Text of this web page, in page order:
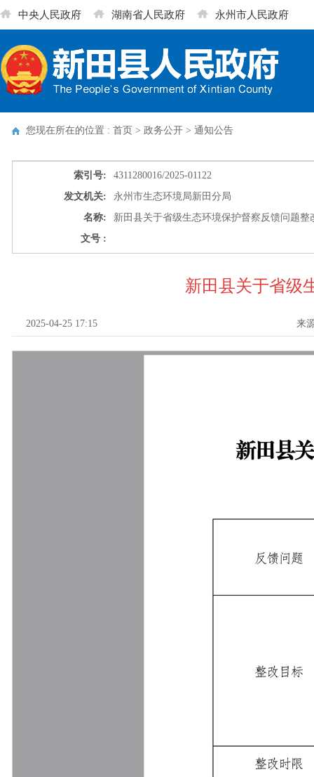
中央人民政府 湖南省人民政府 永州市人民政府
您现在所在的位置 : 首页 > 政务公开 > 通知公告
索引号:
4311280016/2025-01122
发文机关:
永州市生态环境局新田分局
名称:
新田县关于省级生态环境保护督察反馈问题整
文号 :
新田县关于省级
2025-04-25 17:15 来